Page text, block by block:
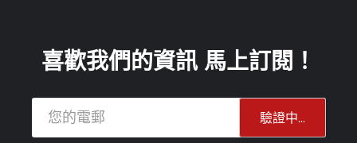
2026-08-10
喜歡我們的資訊 馬上訂閱！